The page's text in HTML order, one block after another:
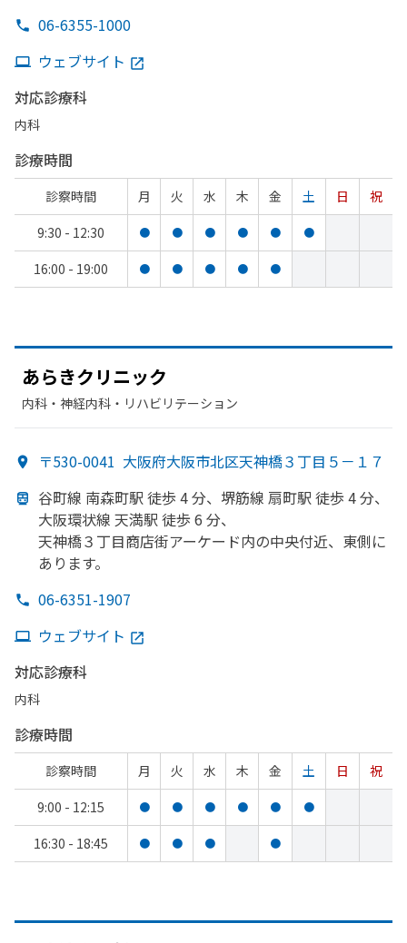
06-6355-1000
ウェブサイト
対応診療科
内科
診療時間
診察時間 月 火 水 木 金 土 日
祝
9:30 - 12:30
● ● ● ● ● ●
16:00 - 19:00 ● ● ● ● ●
あらきクリニック
内科・​神経内科・​リハビリテーション
〒530-0041 大阪府大阪市北区天神橋３丁目５－１７
谷町線 南森町駅 徒歩 4 分、 堺筋線 扇町駅 徒歩 4 分、
大阪環状線 天満駅 徒歩 6 分、
天神橋３丁目商店街アーケード内の中央付近、 東側に
あります。
06-6351-1907
ウェブサイト
対応診療科
内科
診療時間
診察時間 月 火 水 木 金 土 日
祝
9:00 - 12:15
● ● ● ● ● ●
16:30 - 18:45 ● ● ● ●